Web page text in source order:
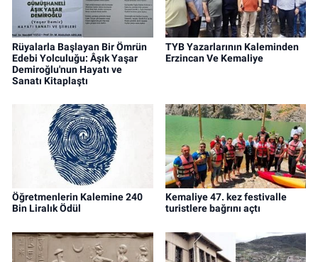
Rüyalarla Başlayan Bir Ömrün
Edebi Yolculuğu: Âşık Yaşar
Demiroğlu'nun Hayatı ve
Sanatı Kitaplaştı
TYB Yazarlarının Kaleminden
Erzincan Ve Kemaliye
Öğretmenlerin Kalemine 240
Bin Liralık Ödül
Kemaliye 47. kez festivalle
turistlere bağrını açtı